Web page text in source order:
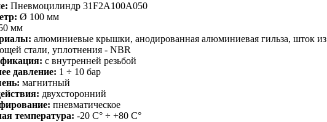
Пневмоцилиндр 31F2A100A050
Ø 100 мм
мм
алюминиевые крышки, анодированная алюминиевая гильза, шток из
стали, уплотнения - NBR
с внутренней резьбой
давление: 1 ÷ 10 бар
магнитный
двухсторонний
пневматическое
температура: -20 С° ÷ +80 С°